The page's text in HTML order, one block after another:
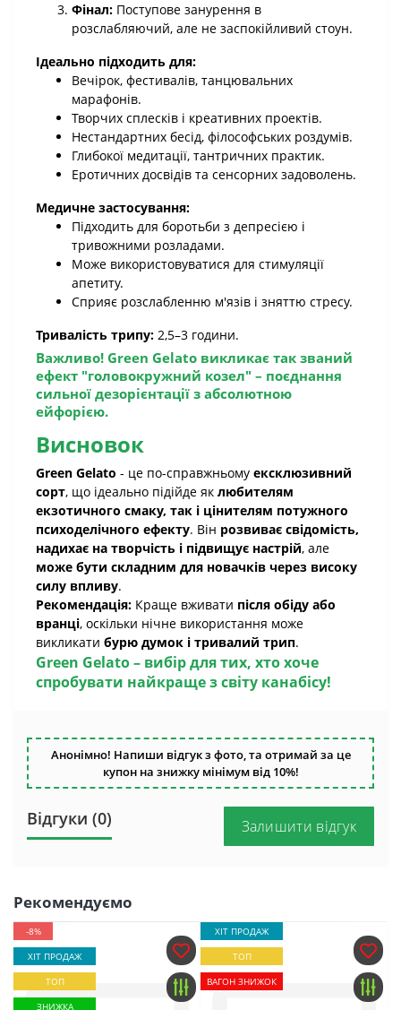
Фінал: Поступове занурення в
розслабляючий, але не заспокійливий стоун.
Ідеально підходить для:
Вечірок, фестивалів, танцювальних
марафонів.
Творчих сплесків і креативних проектів.
Нестандартних бесід, філософських роздумів.
Глибокої медитації, тантричних практик.
Еротичних досвідів та сенсорних задоволень.
Медичне застосування:
Підходить для боротьби з депресією і
тривожними розладами.
Може використовуватися для стимуляції
апетиту.
Сприяє розслабленню м'язів і зняттю стресу.
Тривалість трипу: 2,5–3 години.
Важливо! Green Gelato викликає так званий
ефект "головокружний козел" – поєднання
сильної дезорієнтації з абсолютною
ейфорією.
Висновок
Green Gelato - це по-справжньому ексклюзивний
сорт, що ідеально підійде як любителям
екзотичного смаку, так і цінителям потужного
психоделічного ефекту. Він розвиває свідомість,
надихає на творчість і підвищує настрій, але
може бути складним для новачків через високу
силу впливу.
Рекомендація: Краще вживати після обіду або
вранці, оскільки нічне використання може
викликати бурю думок і тривалий трип.
Green Gelato – вибір для тих, хто хоче
спробувати найкраще з світу канабісу!
Анонімно! Напиши відгук з фото, та отримай за це
купон на знижку мінімум від 10%!
Відгуки (0) Залишити відгук
Рекомендуємо
-8%
ХІТ ПРОДАЖ
ТОП
ЗНИЖКА
ХІТ ПРОДАЖ
ТОП
ВАГОН ЗНИЖОК